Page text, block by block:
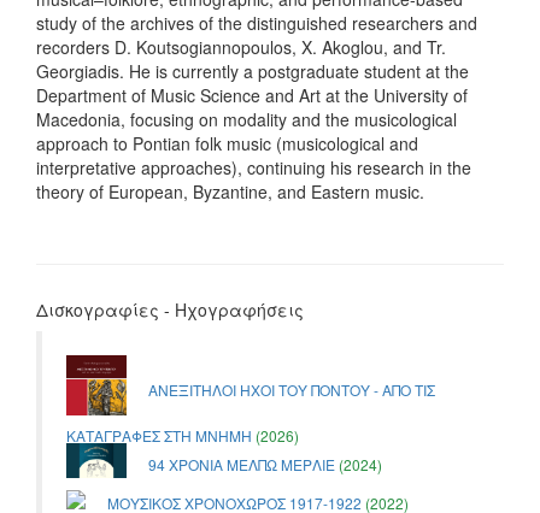
study of the archives of the distinguished researchers and
recorders D. Koutsogiannopoulos, X. Akoglou, and Tr.
Georgiadis. He is currently a postgraduate student at the
Department of Music Science and Art at the University of
Macedonia, focusing on modality and the musicological
approach to Pontian folk music (musicological and
interpretative approaches), continuing his research in the
theory of European, Byzantine, and Eastern music.
Δισκογραφίες - Ηχογραφήσεις
ΑΝΕΞΙΤΗΛΟΙ ΗΧΟΙ ΤΟΥ ΠΟΝΤΟΥ - ΑΠΟ ΤΙΣ
ΚΑΤΑΓΡΑΦΕΣ ΣΤΗ ΜΝΗΜΗ (2026)
94 ΧΡΟΝΙΑ ΜΕΛΠΩ ΜΕΡΛΙΕ (2024)
ΜΟΥΣΙΚΟΣ ΧΡΟΝΟΧΩΡΟΣ 1917-1922 (2022)